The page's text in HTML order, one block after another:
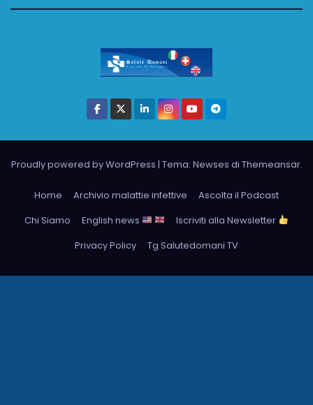
Proudly powered by WordPress | Tema: Newses di Themeansar.
Home Archivio malattie infettive
Ascolta il Podcast
Chi Siamo
English news
Iscriviti alla Newsletter
Privacy Policy
Tg Salutedomani TV